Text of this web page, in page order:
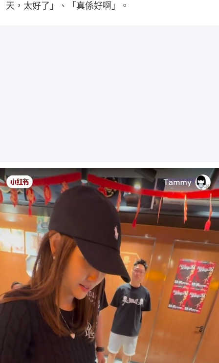
天，太好了」、「真係好啊」。